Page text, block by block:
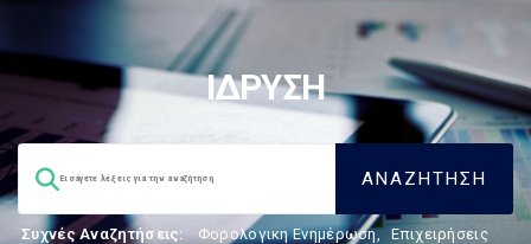
ΙΔΡΥΣΗ
Συχνές Αναζητήσεις: Φορολογικη Ενημέρωση, Επιχειρήσεις